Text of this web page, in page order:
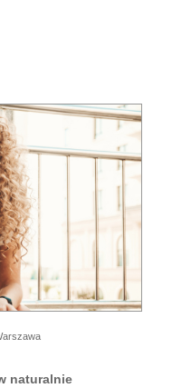
naturalnie